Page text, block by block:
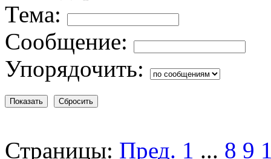
Тема:
Сообщение:
Упорядочить:
Страницы: Пред. 1 ... 8 9